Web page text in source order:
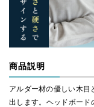
商品説明
アルダー材の優しい木
出します。ヘッドボード